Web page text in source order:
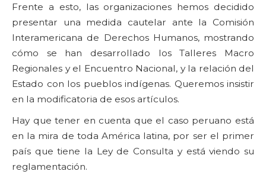
Frente a esto, las organizaciones hemos decidido
presentar una medida cautelar ante la Comisión
Interamericana de Derechos Humanos, mostrando
cómo se han desarrollado los Talleres Macro
Regionales y el Encuentro Nacional, y la relación del
Estado con los pueblos indígenas. Queremos insistir
en la modificatoria de esos artículos.
Hay que tener en cuenta que el caso peruano está
en la mira de toda América latina, por ser el primer
país que tiene la Ley de Consulta y está viendo su
reglamentación.